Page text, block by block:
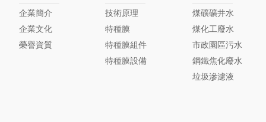
企業簡介
企業文化
榮譽資質
技術原理
特種膜
特種膜組件
特種膜設備
煤礦礦井水
煤化工廢水
市政園區污水
鋼鐵焦化廢水
垃圾滲濾液